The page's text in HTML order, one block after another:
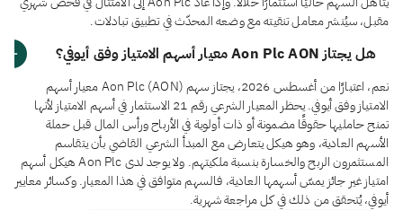
مقبل، سيُنشر معامل تنقيته مع وضعه المحدّث في تطبيق تبادلات.
هل يجتاز Aon Plc AON معيار أسهم الامتياز وفق أيوفي؟
نعم، اعتبارًا من أغسطس 2026، يجتاز سهم Aon Plc (AON) معيار أسهم
الامتياز وفق أيوفي. يحظر المعيار الشرعي رقم 21 الاستثمار في أسهم الامتياز لأنها
تمنح حامليها حقوقًا مضمونة أو ذات أولوية في الأرباح ورأس المال قبل حملة
الأسهم العادية، وهو هيكل يتعارض مع المبدأ الشرعي القاضي بأن يتقاسم
المستثمرون الربح والخسارة بنسبة ملكيتهم. ولا يوجد لدى Aon Plc هيكل أسهم
امتياز غير جائز يمسّ أسهمها العادية، فالسهم متوافق في هذا المعيار. وكسائر معايير
أيوفي، يُتحقق من ذلك في كل مراجعة شهرية.